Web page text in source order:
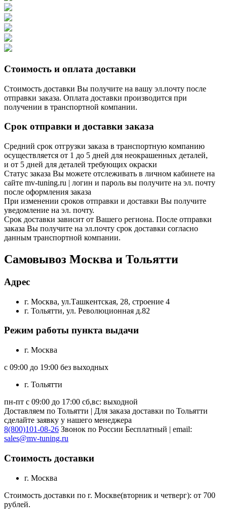
Стоимость и оплата доставки
Стоимость доставки Вы получите на вашу эл.почту после
отправки заказа. Оплата доставки производится при
получении в транспортной компании.
Срок отправки и доставки заказа
Средний срок отгрузки заказа в транспортную компанию
осуществляется от 1 до 5 дней для неокрашенных деталей,
и от 5 дней для деталей требующих окраски
Статус заказа Вы можете отслеживать в личном кабинете на
сайте mv-tuning.ru | логин и пароль вы получите на эл. почту
после оформления заказа
При изменении сроков отправки и доставки Вы получите
уведомление на эл. почту.
Срок доставки зависит от Вашего региона. После отправки
заказа Вы получите на эл.почту срок доставки согласно
данным транспортной компании.
Самовывоз Москва и Тольятти
Адрес
г. Москва, ул.Ташкентская, 28, строение 4
г. Тольятти, ул. Революционная д.82
Режим работы пункта выдачи
г. Москва
с 09:00 до 19:00 без выходных
г. Тольятти
пн-пт с 09:00 до 17:00 сб,вс: выходной
Доставляем по Тольятти | Для заказа доставки по Тольятти
сделайте заявку у нашего менеджера
8(800)101-08-26 Звонок по России Бесплатный | email:
sales@mv-tuning.ru
Стоимость доставки
г. Москва
Стоимость доставки по г. Москве(вторник и четверг): от 700
рублей.